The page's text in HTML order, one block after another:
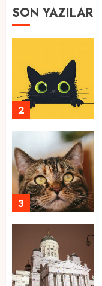
SON YAZILAR
1
2
3